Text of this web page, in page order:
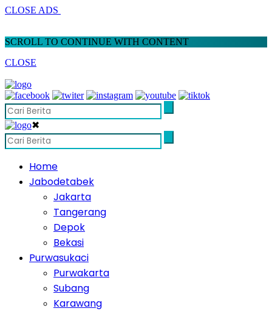
CLOSE ADS
SCROLL TO CONTINUE WITH CONTENT
CLOSE
✖
Home
Jabodetabek
Jakarta
Tangerang
Depok
Bekasi
Purwasukaci
Purwakarta
Subang
Karawang